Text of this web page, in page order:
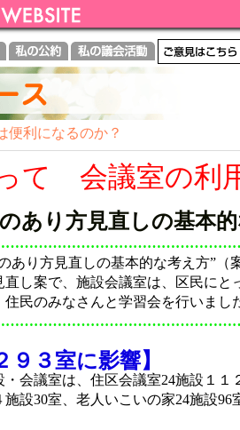
便利になるのか？
て 会議室の利
あり方見直しの基本
り方見直しの基本的な考え方”（
直し案で、施設会議室は、区民に
民のみなさんと学習会を行いまし
９３室に影響】
会議室は、住区会議室24施設１１
設30室、老人いこいの家24施設96